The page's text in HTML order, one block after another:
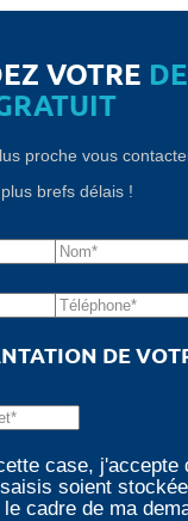
VOTRE
proche vous
brefs délais !
DE
case, j'accepte
soient
cadre de ma